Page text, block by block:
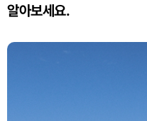
알아보세요.